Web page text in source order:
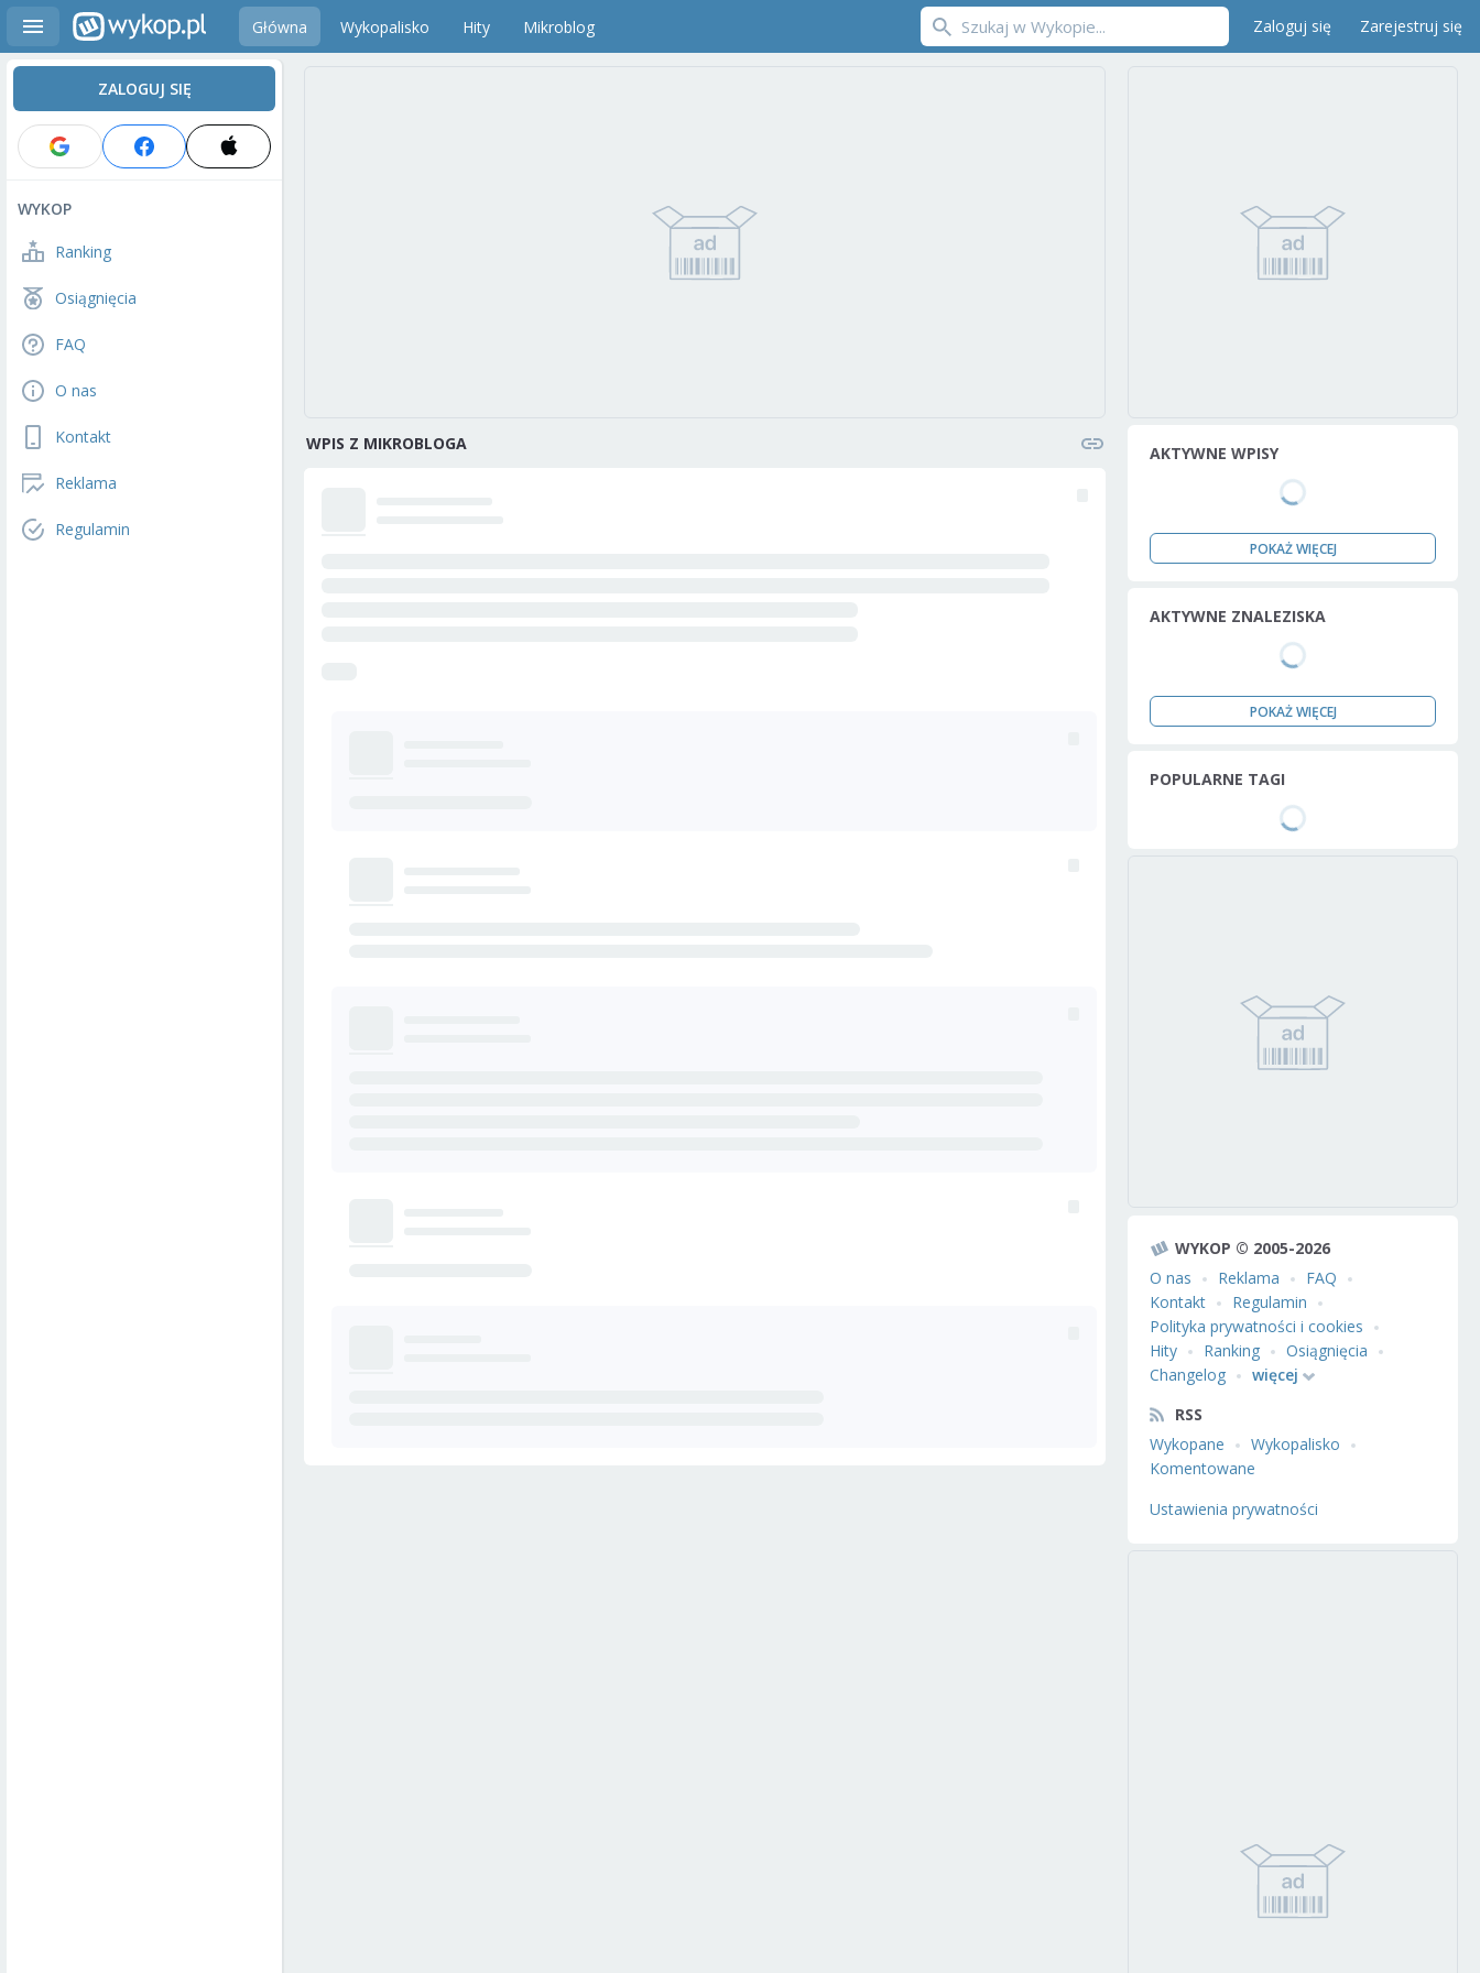
Główna Wykopalisko Hity Mikroblog Zaloguj się Zarejestruj się
ZALOGUJ SIĘ
WYKOP
Ranking
Osiągnięcia
FAQ
O nas
Kontakt
Reklama
Regulamin
WPIS Z MIKROBLOGA AKTYWNE WPISY
POKAŻ WIĘCEJ
AKTYWNE ZNALEZISKA
POKAŻ WIĘCEJ
POPULARNE TAGI
WYKOP © 2005-2026
O nas
Reklama
FAQ
Kontakt
Regulamin
Polityka prywatności i cookies
Hity
Ranking
Osiągnięcia
Changelog
więcej
RSS
Wykopane
Wykopalisko
Komentowane
Ustawienia prywatności